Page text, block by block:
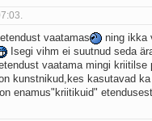
vaatamas
ning ikka
Isegi vihm ei suutnud seda
vaatama mingi kriitilse
kunstnikud,kes kasutavad
enamus"kriitikuid"